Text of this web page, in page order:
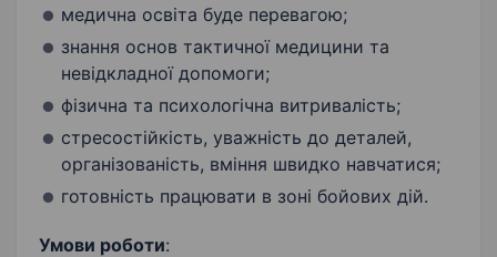
медична освіта буде перевагою;
знання основ тактичної медицини та
невідкладної допомоги;
фізична та психологічна витривалість;
стресостійкість, уважність до деталей,
організованість, вміння швидко навчатися;
готовність працювати в зоні бойових дій.
Умови роботи: